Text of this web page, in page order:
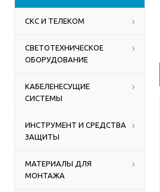
СКС И ТЕЛЕКОМ
СВЕТОТЕХНИЧЕСКОЕ
ОБОРУДОВАНИЕ
КАБЕЛЕНЕСУЩИЕ
СИСТЕМЫ
ИНСТРУМЕНТ И СРЕДСТВА
ЗАЩИТЫ
МАТЕРИАЛЫ ДЛЯ
МОНТАЖА